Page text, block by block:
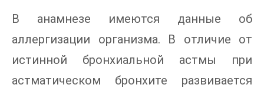
В анамнезе имеются данные об
аллергизации организма. В отличие от
истинной бронхиальной астмы при
астматическом бронхите развивается